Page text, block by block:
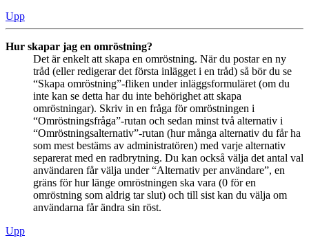
Upp
Hur skapar jag en omröstning?
Det är enkelt att skapa en omröstning. När du postar en ny
tråd (eller redigerar det första inlägget i en tråd) så bör du se
“Skapa omröstning”-fliken under inläggsformuläret (om du
inte kan se detta har du inte behörighet att skapa
omröstningar). Skriv in en fråga för omröstningen i
“Omröstningsfråga”-rutan och sedan minst två alternativ i
“Omröstningsalternativ”-rutan (hur många alternativ du får ha
som mest bestäms av administratören) med varje alternativ
separerat med en radbrytning. Du kan också välja det antal val
användaren får välja under “Alternativ per användare”, en
gräns för hur länge omröstningen ska vara (0 för en
omröstning som aldrig tar slut) och till sist kan du välja om
användarna får ändra sin röst.
Upp